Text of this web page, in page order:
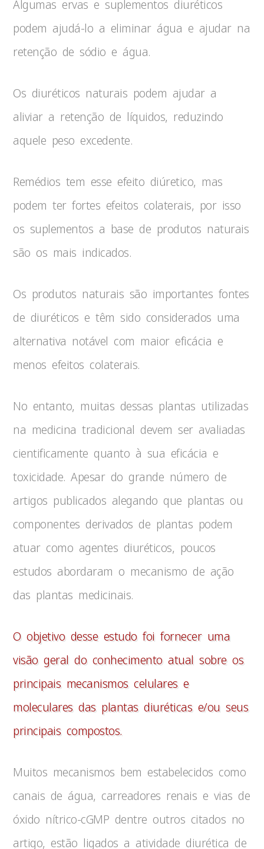
Algumas ervas e suplementos diuréticos
podem ajudá-lo a eliminar água e ajudar na
retenção de sódio e água.
Os diuréticos naturais podem ajudar a
aliviar a retenção de líquidos, reduzindo
aquele peso excedente.
Remédios tem esse efeito diúretico, mas
podem ter fortes efeitos colaterais, por isso
os suplementos a base de produtos naturais
são os mais indicados.
Os produtos naturais são importantes fontes
de diuréticos e têm sido considerados uma
alternativa notável com maior eficácia e
menos efeitos colaterais.
No entanto, muitas dessas plantas utilizadas
na medicina tradicional devem ser avaliadas
cientificamente quanto à sua eficácia e
toxicidade. Apesar do grande número de
artigos publicados alegando que plantas ou
componentes derivados de plantas podem
atuar como agentes diuréticos, poucos
estudos abordaram o mecanismo de ação
das plantas medicinais.
O objetivo desse estudo foi fornecer uma
visão geral do conhecimento atual sobre os
principais mecanismos celulares e
moleculares das plantas diuréticas e/ou seus
principais compostos.
Muitos mecanismos bem estabelecidos como
canais de água, carreadores renais e vias de
óxido nítrico-cGMP dentre outros citados no
artigo, estão ligados a atividade diurética de